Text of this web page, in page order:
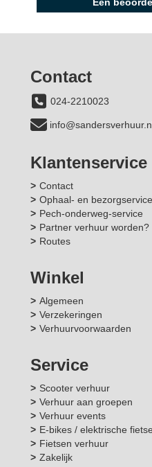
Contact
024-2210023
Klantenservice
Contact
Ophaal- en bezorgservice
Pech-onderweg-service
Partner verhuur worden?
Routes
Winkel
Algemeen
Verzekeringen
Verhuurvoorwaarden
Service
Scooter verhuur
Verhuur aan groepen
Verhuur events
E-bikes / elektrische
Fietsen verhuur
Zakelijk